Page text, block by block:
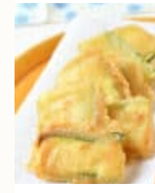
CHOCOLAT
YAOURT
GREC
–
SANS
SORBETIÈRE